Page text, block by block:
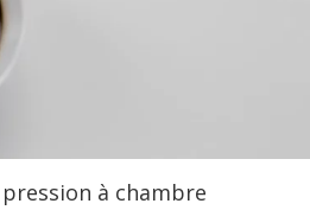
à chambre